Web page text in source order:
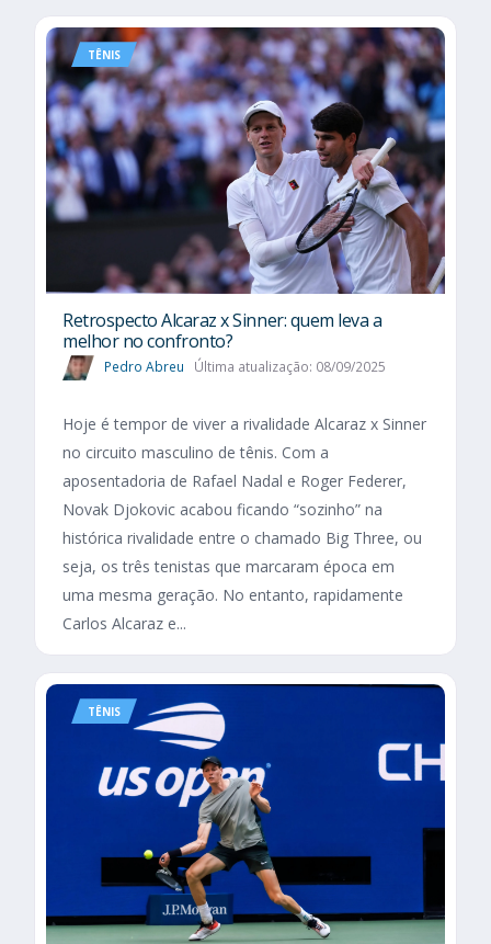
TÊNIS
Retrospecto Alcaraz x Sinner: quem leva a
melhor no confronto?
Pedro Abreu Última atualização: 08/09/2025
Hoje é tempor de viver a rivalidade Alcaraz x Sinner
no circuito masculino de tênis. Com a
aposentadoria de Rafael Nadal e Roger Federer,
Novak Djokovic acabou ficando “sozinho” na
histórica rivalidade entre o chamado Big Three, ou
seja, os três tenistas que marcaram época em
uma mesma geração. No entanto, rapidamente
Carlos Alcaraz e...
TÊNIS